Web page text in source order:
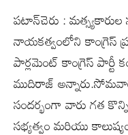
ప‌టాన్‌చెరు : మత్స్యకారుల
నాయకత్వంలోని కాంగ్రెస్
పార్లమెంట్ కాంగ్రెస్ పార్టీ
ముదిరాజ్
సందర్భంగా వారు గత
సభ్యత్వం మరియు